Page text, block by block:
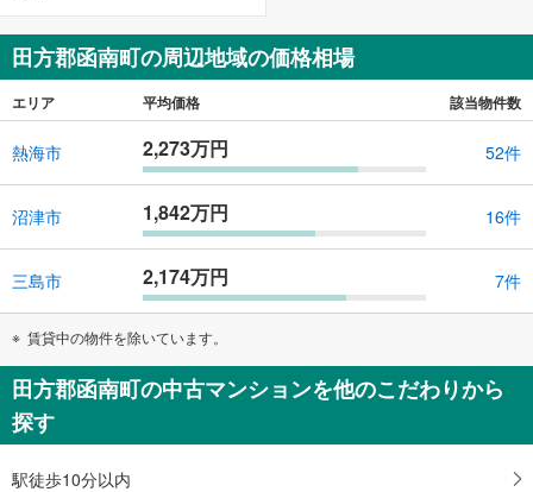
田方郡函南町の周辺地域の価格相場
エリア 平均価格 該当物件数
熱海市 2,273万円 52件
沼津市 1,842万円 16件
三島市 2,174万円 7件
賃貸中の物件を除いています。
田方郡函南町の中古マンションを他のこだわりから
探す
駅徒歩10分以内